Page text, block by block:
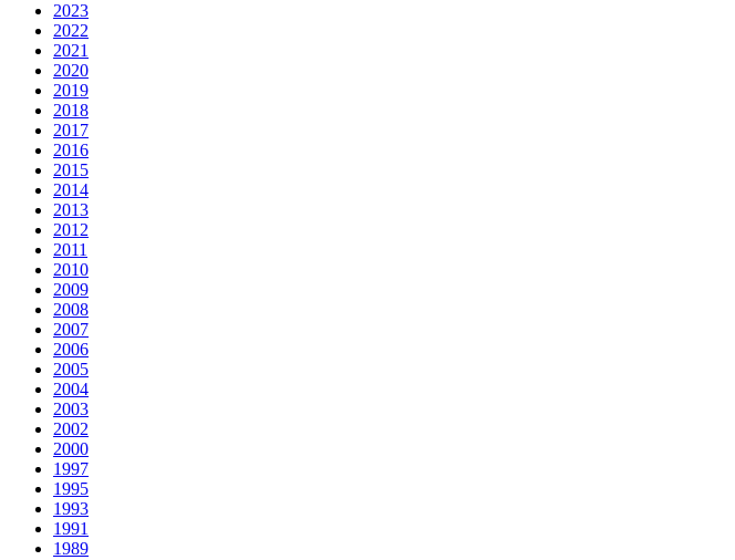
2023
2022
2021
2020
2019
2018
2017
2016
2015
2014
2013
2012
2011
2010
2009
2008
2007
2006
2005
2004
2003
2002
2000
1997
1995
1993
1991
1989